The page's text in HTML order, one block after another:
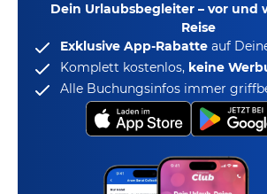
Dein Urlaubsbegleiter – vor und
Reise
Exklusive App-Rabatte auf
Komplett kostenlos, keine
Alle Buchungsinfos immer